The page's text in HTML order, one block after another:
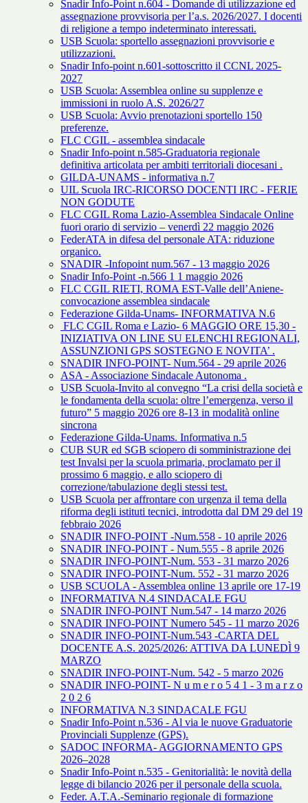
Snadir Info-Point n.604 - Domande di utilizzazione ed
assegnazione provvisoria per l’a.s. 2026/2027. I docenti
di religione a tempo indeterminato interessati.
USB Scuola: sportello assegnazioni provvisorie e
utilizzazioni.
Snadir Info-point n.601-sottoscritto il CCNL 2025-
2027
USB Scuola: Assemblea online su supplenze e
immissioni in ruolo A.S. 2026/27
USB Scuola: Avvio prenotazioni sportello 150
preferenze.
FLC CGIL - assemblea sindacale
Snadir Info-point n.585-Graduatoria regionale
definitiva articolata per ambiti territoriali diocesani .
GILDA-UNAMS - informativa n.7
UIL Scuola IRC-RICORSO DOCENTI IRC - FERIE
NON GODUTE
FLC CGIL Roma Lazio-Assemblea Sindacale Online
fuori orario di servizio – venerdì 22 maggio 2026
FederATA in difesa del personale ATA: riduzione
organico.
SNADIR -Infopoint num.567 - 13 maggio 2026
Snadir Info-Point -n.566 1 1 maggio 2026
FLC CGIL RIETI, ROMA EST-Valle dell’Aniene-
convocazione assemblea sindacale
Federazione Gilda-Unams- INFORMATIVA N.6
FLC CGIL Roma e Lazio- 6 MAGGIO ORE 15,30 -
INIZIATIVA ON LINE SU ELENCHI REGIONALI,
ASSUNZIONI GPS SOSTEGNO E NOVITA’ .
SNADIR INFO-POINT- Num.564 - 29 aprile 2026
ASA - Associazione Sindacale Autonoma .
USB Scuola-Invito al convegno “La crisi della società e
le fondamenta della scuola: oltre l’emergenza, verso il
futuro” 5 maggio 2026 ore 8-13 in modalità online
sincrona
Federazione Gilda-Unams. Informativa n.5
CUB SUR ed SGB sciopero di somministrazione dei
test Invalsi per la scuola primaria, proclamato per il
prossimo 6 maggio, e allo sciopero di
correzione/tabulazione degli stessi test.
USB Scuola per affrontare con urgenza il tema della
riforma degli istituti tecnici, introdotta dal DM 29 del 19
febbraio 2026
SNADIR INFO-POINT -Num.558 - 10 aprile 2026
SNADIR INFO-POINT - Num.555 - 8 aprile 2026
SNADIR INFO-POINT-Num. 553 - 31 marzo 2026
SNADIR INFO-POINT-Num. 552 - 31 marzo 2026
USB SCUOLA - Assemblea online 13 aprile ore 17-19
INFORMATIVA N.4 SINDACALE FGU
SNADIR INFO-POINT Num.547 - 14 marzo 2026
SNADIR INFO-POINT Numero 545 - 11 marzo 2026
SNADIR INFO-POINT-Num.543 -CARTA DEL
DOCENTE A.S. 2025/2026: ATTIVA DA LUNEDÌ 9
MARZO
SNADIR INFO-POINT-Num. 542 - 5 marzo 2026
SNADIR INFO-POINT- N u m e r o 5 4 1 - 3 m a r z o
2 0 2 6
INFORMATIVA N.3 SINDACALE FGU
Snadir Info-Point n.536 - Al via le nuove Graduatorie
Provinciali Supplenze (GPS).
SADOC INFORMA- AGGIORNAMENTO GPS
2026–2028
Snadir Info-Point n.535 - Genitorialità: le novità della
legge di bilancio 2026 per il personale della scuola.
Feder. A.T.A.-Seminario regionale di formazione